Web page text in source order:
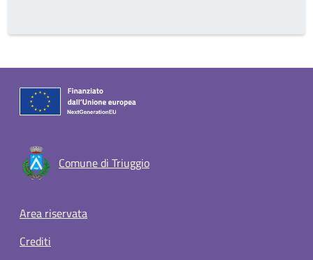
Comune di Triuggio
Footer menu
Area riservata
Crediti